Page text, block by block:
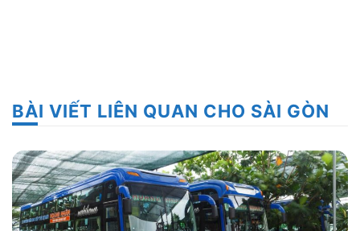
BÀI VIẾT LIÊN QUAN CHO SÀI GÒN